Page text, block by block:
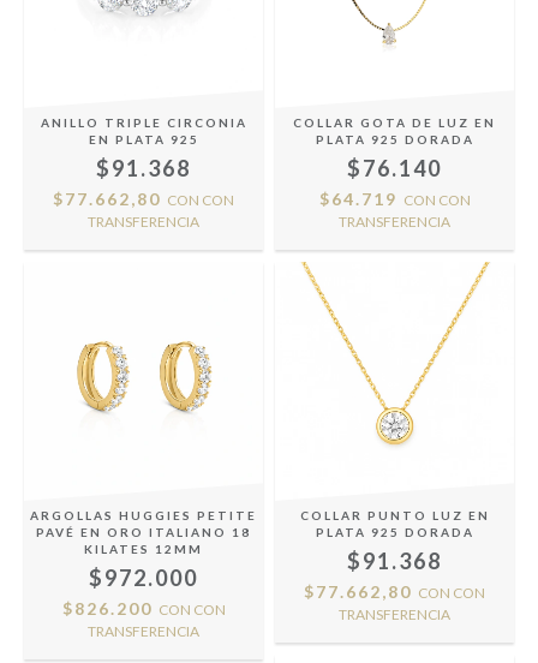
ANILLO TRIPLE CIRCONIA
EN PLATA 925
$91.368
$77.662,80 CON CON
TRANSFERENCIA
COLLAR GOTA DE LUZ EN
PLATA 925 DORADA
$76.140
$64.719 CON CON
TRANSFERENCIA
ARGOLLAS HUGGIES PETITE
PAVÉ EN ORO ITALIANO 18
KILATES 12MM
$972.000
$826.200 CON CON
TRANSFERENCIA
COLLAR PUNTO LUZ EN
PLATA 925 DORADA
$91.368
$77.662,80 CON CON
TRANSFERENCIA